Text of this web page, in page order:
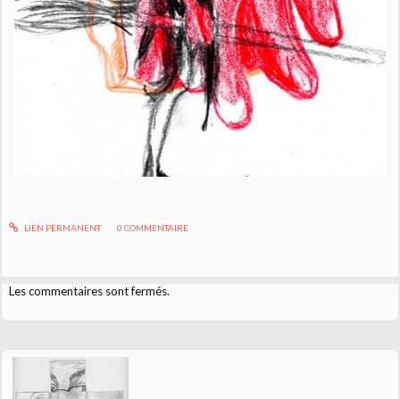
LIEN PERMANENT 0 COMMENTAIRE
Les commentaires sont fermés.